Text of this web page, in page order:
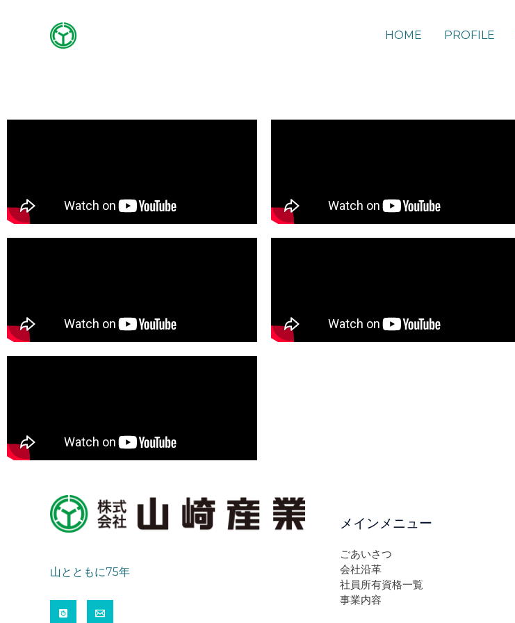
HOME PROFILE
山とともに75年
メインメニュー
ごあいさつ
会社沿革
社員所有資格一覧
事業内容